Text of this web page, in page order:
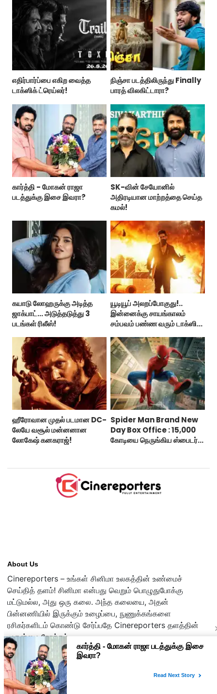
எதிர்பார்ப்பை எகிற வைத்த
டாக்ஸிக் ட்ரெய்லர்!
நிஞ்சா படத்திலிருந்து Finally
பாரத் விலகிட்டாரா?
கார்த்தி - மோகன் ராஜா
படத்துக்கு இசை இவரா?
SK-வின் சேயோனில்
அதிரடியான மாற்றத்தை செய்த
கமல்!
கயாடு லோஹருக்கு அடித்த
ஜாக்பாட்... அடுத்தடுத்து 3
படங்கள் ரிலீஸ்!
யூடியூப் அலறப்போகுது!..
இன்னைக்கு சாயங்காலம்
சம்பவம் பண்ண வரும் டாக்ஸிக்
ஹீரோவான முதல் படமான DC-
லேயே வசூல் மன்னனான
லோகேஷ் கனகராஜ்!
Spider Man Brand New
Day Box Office : 15,000
கோடியை நெருங்கிய ஸ்பைடர்
About Us
Cinereporters – உங்கள் சினிமா உலகத்தின் உண்மைச்
செய்தித் தளம்! சினிமா என்பது வெறும் பொழுதுபோக்கு
மட்டுமல்ல, அது ஒரு கலை. அந்த கலையை, அதன்
பின்னணியில் இருக்கும் உழைப்பை, நுணுக்கங்களை
ரசிகர்களிடம் கொண்டு சேர்ப்பதே Cinereporters தளத்தின்
முதன்மை நோக்கம்.
Copyright © 2026 cinereporters.com
About Us